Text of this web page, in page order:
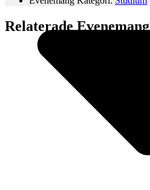
Relaterade Evenemang